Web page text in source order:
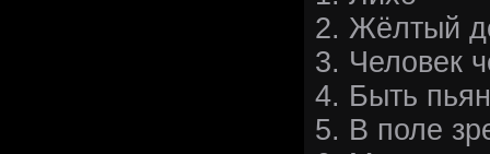
2. Жёлтый
3. Человек
4. Быть
5. В поле